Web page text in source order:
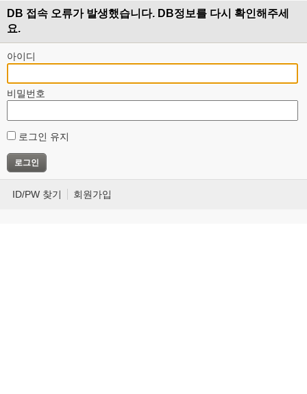
DB 접속 오류가 발생했습니다. DB정보를 다시 확인해주세
요.
아이디
비밀번호
로그인 유지
ID/PW 찾기 회원가입